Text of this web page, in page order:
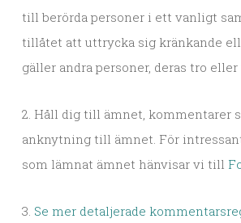
till berörda personer i ett vanligt
tillåtet att uttrycka sig kränkande
gäller andra personer, deras tro
2. Håll dig till ämnet, kommentarer
anknytning till ämnet. För
som lämnat ämnet hänvisar vi till
3. Se mer detaljerade